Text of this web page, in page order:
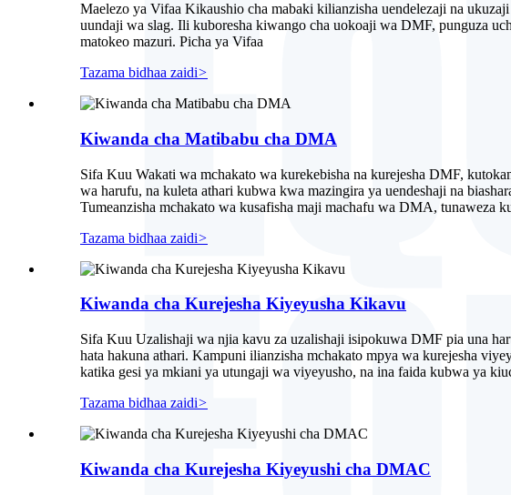
Maelezo ya Vifaa Kikaushio cha mabaki kilianzisha uendelezaji na
uundaji wa slag. Ili kuboresha kiwango cha uokoaji wa DMF, punguza
matokeo mazuri. Picha ya Vifaa
Tazama bidhaa zaidi>
Kiwanda cha Matibabu cha DMA
Sifa Kuu Wakati wa mchakato wa kurekebisha na kurejesha DMF,
wa harufu, na kuleta athari kubwa kwa mazingira ya uendeshaji na
Tumeanzisha mchakato wa kusafisha maji machafu wa DMA, tunaweza
Tazama bidhaa zaidi>
Kiwanda cha Kurejesha Kiyeyusha Kikavu
Sifa Kuu Uzalishaji wa njia kavu za uzalishaji isipokuwa DMF pia una
hata hakuna athari. Kampuni ilianzisha mchakato mpya wa kurejesha
katika gesi ya mkiani ya utungaji wa viyeyusho, na ina faida kubwa ya
Tazama bidhaa zaidi>
Kiwanda cha Kurejesha Kiyeyushi cha DMAC